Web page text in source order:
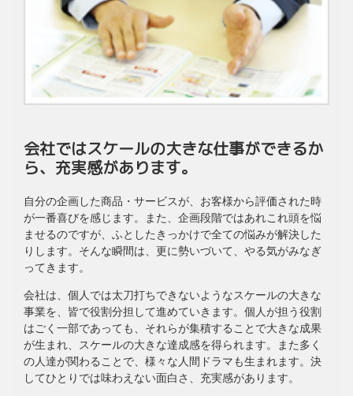
会社ではスケールの大きな仕事ができるか
ら、充実感があります。
自分の企画した商品・サービスが、お客様から評価された時
が一番喜びを感じます。また、企画段階ではあれこれ頭を悩
ませるのですが、ふとしたきっかけで全ての悩みが解決した
りします。そんな瞬間は、更に勢いづいて、やる気がみなぎ
ってきます。
会社は、個人では太刀打ちできないようなスケールの大きな
事業を、皆で役割分担して進めていきます。個人が担う役割
はごく一部であっても、それらが集積することで大きな成果
が生まれ、スケールの大きな達成感を得られます。また多く
の人達が関わることで、様々な人間ドラマも生まれます。決
してひとりでは味わえない面白さ、充実感があります。